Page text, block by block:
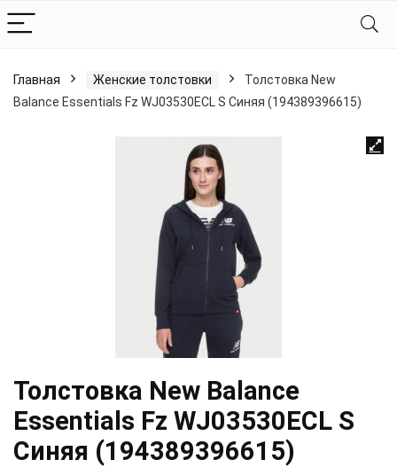
Главная Женские толстовки
Толстовка New
Balance Essentials Fz WJ03530ECL S Синяя (194389396615)
Толстовка New Balance
Essentials Fz WJ03530ECL S
Синяя (194389396615)